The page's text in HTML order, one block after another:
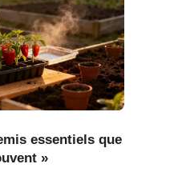
essentiels que
»